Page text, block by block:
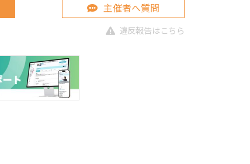
主催者へ質問
違反報告はこちら